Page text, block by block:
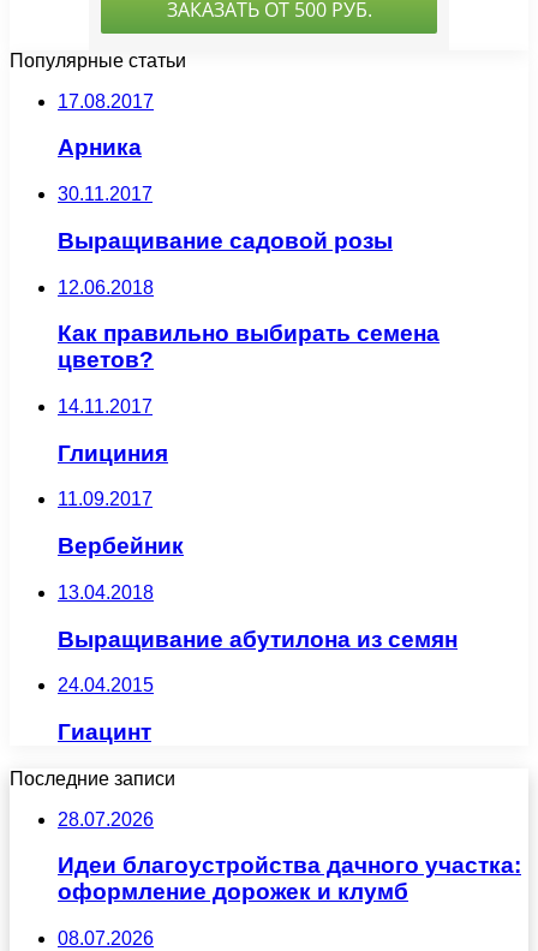
Популярные статьи
17.08.2017
Арника
30.11.2017
Выращивание садовой розы
12.06.2018
Как правильно выбирать семена
цветов?
14.11.2017
Глициния
11.09.2017
Вербейник
13.04.2018
Выращивание абутилона из семян
24.04.2015
Гиацинт
Последние записи
28.07.2026
Идеи благоустройства дачного участка:
оформление дорожек и клумб
08.07.2026